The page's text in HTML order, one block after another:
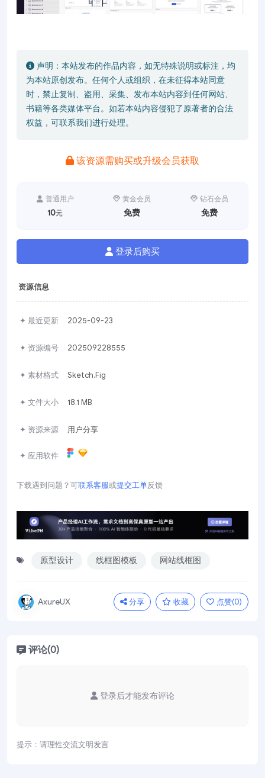
声明：本站发布的作品内容，如无特殊说明或标注，均
为本站原创发布。任何个人或组织，在未征得本站同意
时，禁止复制、盗用、采集、发布本站内容到任何网站、
书籍等各类媒体平台。如若本站内容侵犯了原著者的合法
权益，可联系我们进行处理。
该资源需购买或升级会员获取
普通用户
10元
黄金会员
免费
钻石会员
免费
登录后购买
资源信息
✦ 最近更新 2025-09-23
✦ 资源编号 202509228555
✦ 素材格式 Sketch,Fig
✦ 文件大小 18.1 MB
✦ 资源来源 用户分享
✦ 应用软件
下载遇到问题？可联系客服或提交工单反馈
原型设计 线框图模板 网站线框图
AxureUX 分享 收藏 点赞(0)
评论(0)
提示：请理性交流文明发言
登录后才能发布评论